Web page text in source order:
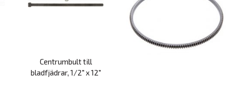
Centrumbult till
bladfjädrar, 1/2" x 12"